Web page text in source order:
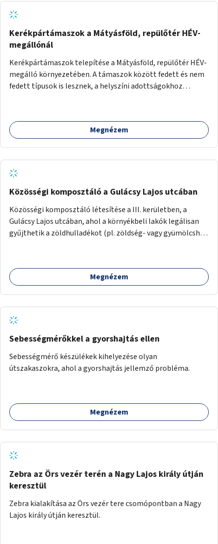
Kerékpártámaszok a Mátyásföld, repülőtér HÉV-
megállónál
Kerékpártámaszok telepítése a Mátyásföld, repülőtér HÉV-
megálló környezetében. A támaszok között fedett és nem
fedett típusok is lesznek, a helyszíni adottságokhoz
Megnézem
Közösségi komposztáló a Gulácsy Lajos utcában
Közösségi komposztáló létesítése a III. kerületben, a
Gulácsy Lajos utcában, ahol a környékbeli lakók legálisan
gyűjthetik a zöldhulladékot (pl. zöldség- vagy gyümölcshéj,
komposztmesteri képzést is biztosítunk. A komposztáló
csak akkor valósulhat meg, ha létrejön egy helyi fenntartó
Megnézem
Sebességmérőkkel a gyorshajtás ellen
Sebességmérő készülékek kihelyezése olyan
útszakaszokra, ahol a gyorshajtás jellemző probléma.
Megnézem
Zebra az Örs vezér terén a Nagy Lajos király útján
keresztül
Zebra kialakítása az Örs vezér tere csomópontban a Nagy
Lajos király útján keresztül.